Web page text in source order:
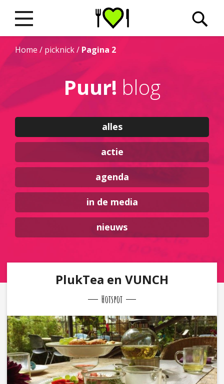
Home/ picknick/ Pagina 2
Puur! blog
alles
actie
agenda
in de media
nieuws
PlukTea en VUNCH
Hotspot